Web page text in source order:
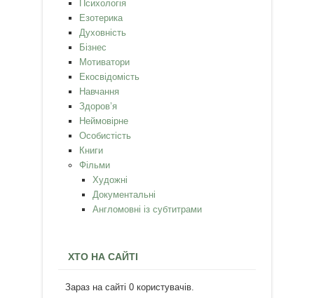
Психологія
Езотерика
Духовність
Бізнес
Мотиватори
Екосвідомість
Навчання
Здоров’я
Неймовірне
Особистість
Книги
Фільми
Художні
Документальні
Англомовні із субтитрами
ХТО НА САЙТІ
Зараз на сайті 0 користувачів.